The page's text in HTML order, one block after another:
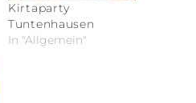
Kirtaparty
Tuntenhausen
In "Allgemein"